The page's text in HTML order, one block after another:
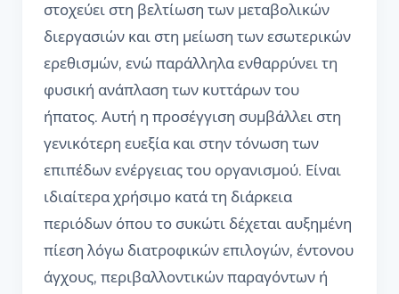
στοχεύει στη βελτίωση των μεταβολικών
διεργασιών και στη μείωση των εσωτερικών
ερεθισμών, ενώ παράλληλα ενθαρρύνει τη
φυσική ανάπλαση των κυττάρων του
ήπατος. Αυτή η προσέγγιση συμβάλλει στη
γενικότερη ευεξία και στην τόνωση των
επιπέδων ενέργειας του οργανισμού. Είναι
ιδιαίτερα χρήσιμο κατά τη διάρκεια
περιόδων όπου το συκώτι δέχεται αυξημένη
πίεση λόγω διατροφικών επιλογών, έντονου
άγχους, περιβαλλοντικών παραγόντων ή